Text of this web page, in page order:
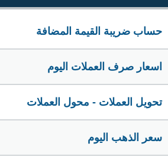
حساب ضريبة القيمة المضافة
اسعار صرف العملات اليوم
تحويل العملات - محول العملات
سعر الذهب اليوم